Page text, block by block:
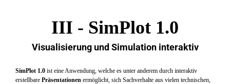
III - SimPlot 1.0
Visualisierung und Simulation interaktiv
SimPlot 1.0 ist eine Anwendung, welche es unter anderem durch interaktiv
erstellbare Präsentationen ermöglicht, sich Sachverhalte aus vielen technischen,